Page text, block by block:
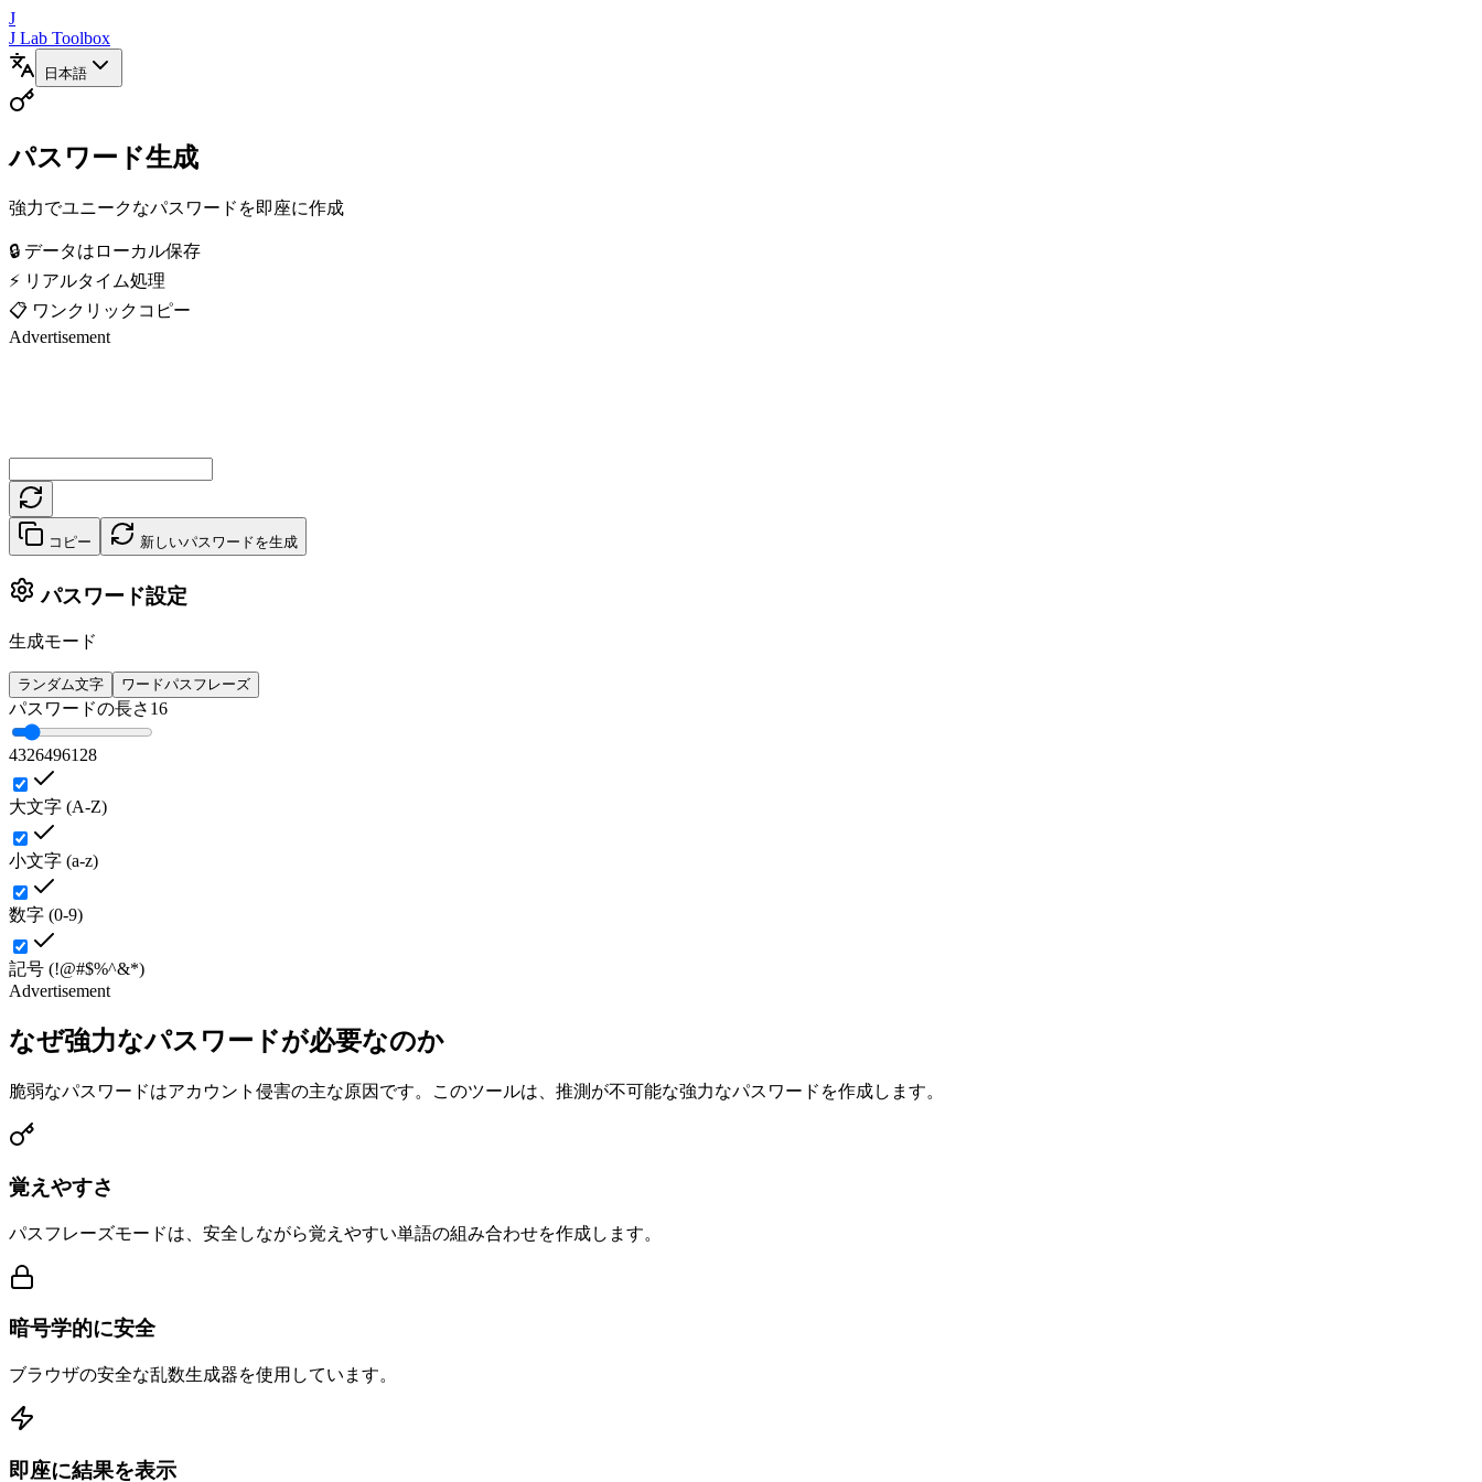
J
J Lab Toolbox
日本語
パスワード生成
強力でユニークなパスワードを即座に作成
🔒 データはローカル保存
⚡ リアルタイム処理
📋 ワンクリックコピー
Advertisement
コピー 新しいパスワードを生成
パスワード設定
生成モード
ランダム文字 ワードパスフレーズ
パスワードの長さ 16
4326496128
大文字 (A-Z)
小文字 (a-z)
数字 (0-9)
記号 (!@#$%^&*)
Advertisement
なぜ強力なパスワードが必要なのか
脆弱なパスワードはアカウント侵害の主な原因です。このツールは、推測が不可能な強力なパスワードを作成します。
覚えやすさ
パスフレーズモードは、安全しながら覚えやすい単語の組み合わせを作成します。
暗号学的に安全
ブラウザの安全な乱数生成器を使用しています。
即座に結果を表示